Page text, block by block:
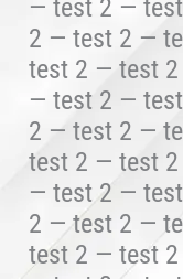
— test 2 —
2 — test 2 —
test 2 — test
— test 2 —
2 — test 2 —
test 2 — test
— test 2 —
2 — test 2 —
test 2 — test